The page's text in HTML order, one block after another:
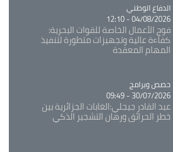
Catégorie
الدفاع الوطني
04/08/2026 - 12:10
فوج الأعمال الخاصة للقوات البحرية:
كفاءة عالية وتجهيزات متطورة لتنفيذ
المهام المعقدة
Catégorie
حصص وبرامج
30/07/2026 - 09:49
عبد القادر جيجلي:الغابات الجزائرية بين
خطر الحرائق ورهان التشجير الذكي